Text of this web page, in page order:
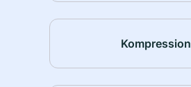
Kompression